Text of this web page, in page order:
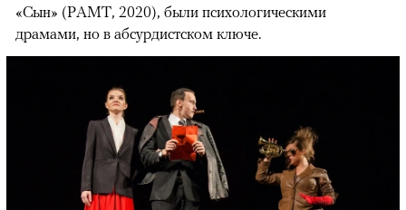
«Сын» (РАМТ, 2020), были психологическими
драмами, но в абсурдистском ключе.